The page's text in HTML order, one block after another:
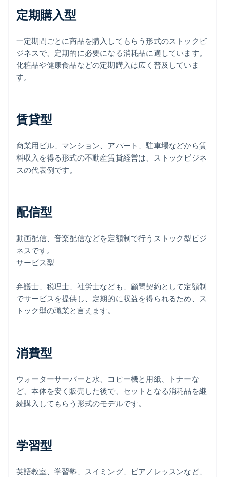
定期購入型
一定期間ごとに商品を購入してもらう形式のストックビ
ジネスで、定期的に必要になる消耗品に適しています。
化粧品や健康食品などの定期購入は広く普及していま
す。
賃貸型
商業用ビル、マンション、アパート、駐車場などから賃
料収入を得る形式の不動産賃貸経営は、ストックビジネ
スの代表例です。
配信型
動画配信、音楽配信などを定額制で行うストック型ビジ
ネスです。
サービス型
弁護士、税理士、社労士なども、顧問契約として定額制
でサービスを提供し、定期的に収益を得られるため、ス
トック型の職業と言えます。
消費型
ウォーターサーバーと水、コピー機と用紙、トナーな
ど、本体を安く販売した後で、セットとなる消耗品を継
続購入してもらう形式のモデルです。
学習型
英語教室、学習塾、スイミング、ピアノレッスンなど、